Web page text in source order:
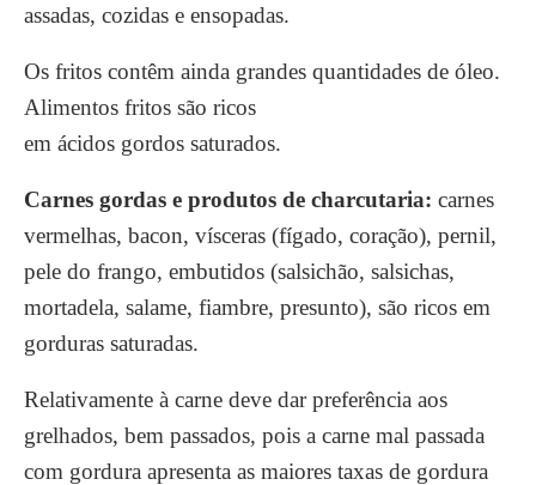
assadas, cozidas e ensopadas.
Os fritos contêm ainda grandes quantidades de óleo.
Alimentos fritos são ricos
em ácidos gordos saturados.
Carnes gordas e produtos de charcutaria: carnes
vermelhas, bacon, vísceras (fígado, coração), pernil,
pele do frango, embutidos (salsichão, salsichas,
mortadela, salame, fiambre, presunto), são ricos em
gorduras saturadas.
Relativamente à carne deve dar preferência aos
grelhados, bem passados, pois a carne mal passada
com gordura apresenta as maiores taxas de gordura